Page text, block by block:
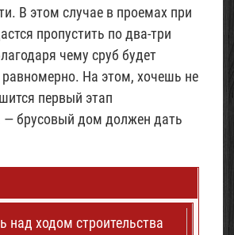
В этом случае в проемах при
пропустить по два-три
чему сруб будет
равномерно. На этом, хочешь не
первый этап
— брусовый дом должен дать
над ходом строительства